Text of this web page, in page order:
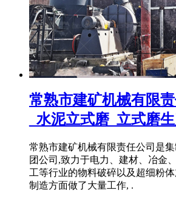
常熟市建矿机械有限
_水泥立式磨_立式磨
常熟市建矿机械有限责任公司是
团公司,致力于电力、建材、冶金
工等行业的物料破碎以及超细粉
制造方面做了大量工作, .